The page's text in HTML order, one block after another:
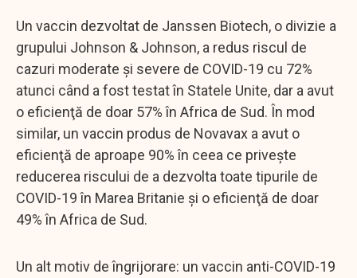
Un vaccin dezvoltat de Janssen Biotech, o divizie a
grupului Johnson & Johnson, a redus riscul de
cazuri moderate şi severe de COVID-19 cu 72%
atunci când a fost testat în Statele Unite, dar a avut
o eficienţă de doar 57% în Africa de Sud. În mod
similar, un vaccin produs de Novavax a avut o
eficienţă de aproape 90% în ceea ce priveşte
reducerea riscului de a dezvolta toate tipurile de
COVID-19 în Marea Britanie şi o eficienţă de doar
49% în Africa de Sud.
Un alt motiv de îngrijorare: un vaccin anti-COVID-19